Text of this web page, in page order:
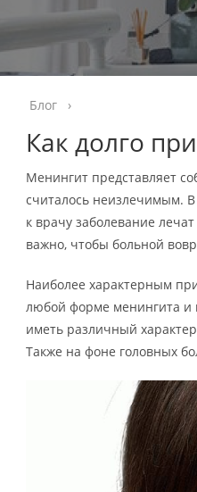
Блог ›
Как долго
Менингит представляет
считалось неизлечимым.
к врачу заболевание
важно, чтобы больной
Наиболее характерным
любой форме менингита и
иметь различный
Также на фоне головных